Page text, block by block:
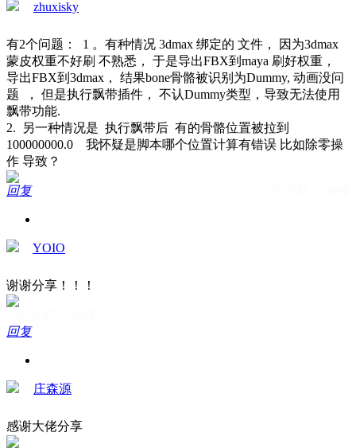
zhuxisky
有2个问题： 1 。有种情况 3dmax 绑定的 文件， 因为3dmax
蒙皮权重不好刷 不熟悉， 于是导出FBX到maya 刷好权重，
导出FBX到3dmax， 结果bone骨骼被识别为Dummy, 动画没问
题 ， 但是执行飘带插件， 不认Dummy类型，导致无法使用
飘带功能.
2. 另一种情况是 执行飘带后 有的骨骼位置被拉到
100000000.0 我怀疑是脚本哪个位置计算有错误 比如除零操
作 导致？
回复
YOIO
谢谢分享！！！
回复
庄森源
感谢大佬分享